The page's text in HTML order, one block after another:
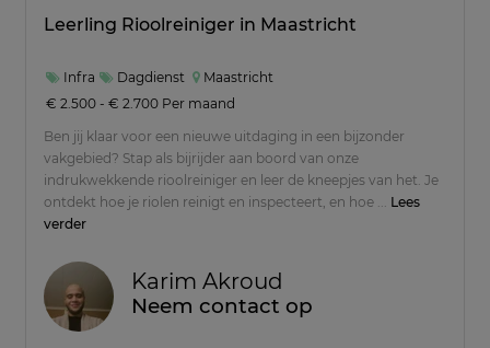
Leerling Rioolreiniger in Maastricht
Infra Dagdienst
Maastricht
€ 2.500 - € 2.700 Per maand
Ben jij klaar voor een nieuwe uitdaging in een bijzonder
vakgebied? Stap als bijrijder aan boord van onze
indrukwekkende rioolreiniger en leer de kneepjes van het. Je
ontdekt hoe je riolen reinigt en inspecteert, en hoe ... Lees
verder
Karim Akroud
Neem contact op